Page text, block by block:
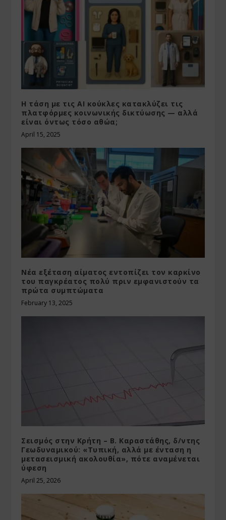
Η τάση με τις AI κούκλες κατακλύζει τις
πλατφόρμες κοινωνικής δικτύωσης — αλλά
είναι όντως τόσο αθώα;
April 15, 2025
Νέα εξέταση αίματος εντοπίζει τον καρκίνο
του παγκρέατος πολύ πριν εμφανιστούν τα
πρώτα συμπτώματα
February 13, 2025
Σεισμός στην Κρήτη – Β. Καραστάθης, δ/ντης
Γεωδυναμικού: «Τυπική, αλλά με ένταση η
μετασεισμική ακολουθία», πότε αναμένεται
ύφεση
April 25, 2026